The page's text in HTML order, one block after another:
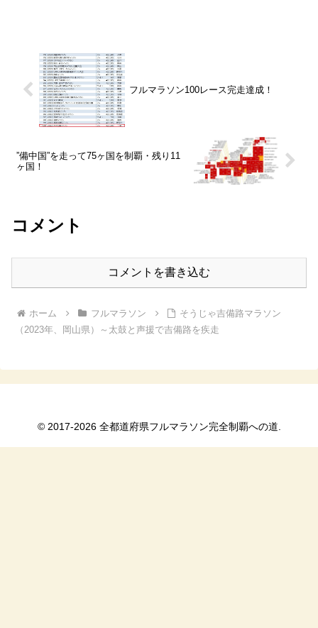
フルマラソン100レース完走達成！
”備中国”を走って75ヶ国を制覇・残り11
ヶ国！
コメント
コメントを書き込む
ホーム フルマラソン
そうじゃ吉備路マラソン
（2023年、岡山県）～太鼓と声援で吉備路を疾走
© 2017-2026 全都道府県フルマラソン完全制覇への道.